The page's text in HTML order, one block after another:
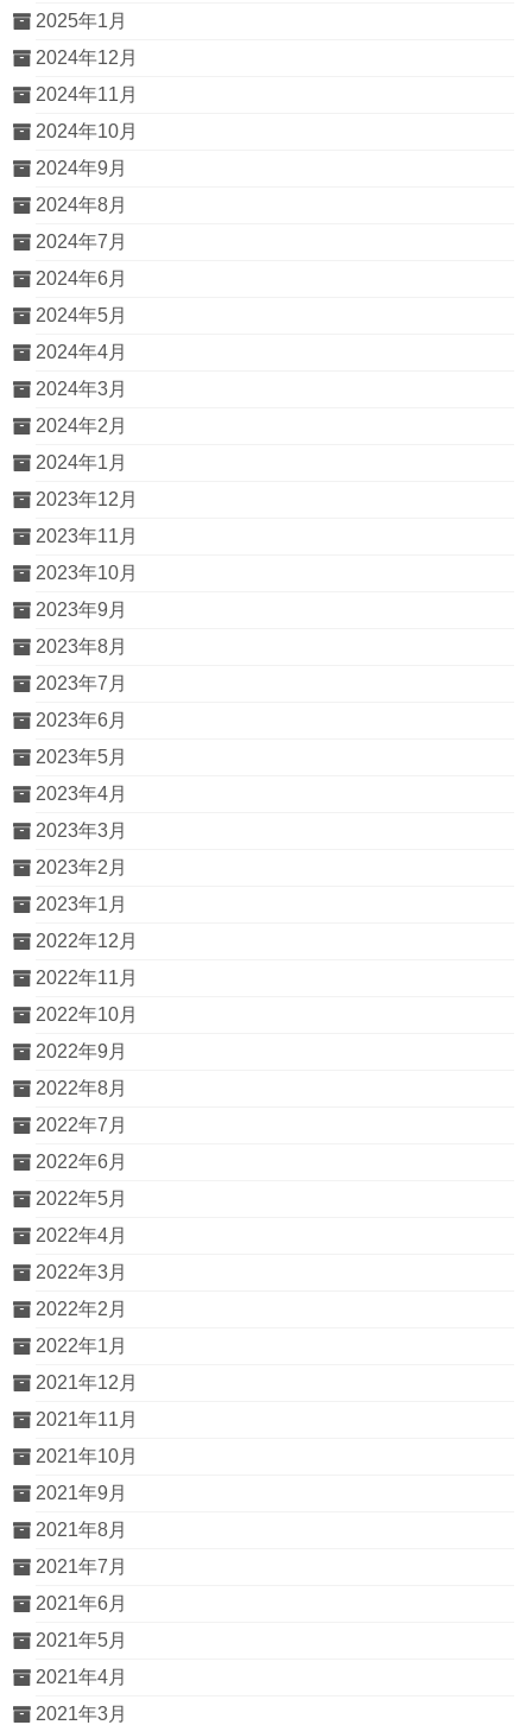
2025年1月
2024年12月
2024年11月
2024年10月
2024年9月
2024年8月
2024年7月
2024年6月
2024年5月
2024年4月
2024年3月
2024年2月
2024年1月
2023年12月
2023年11月
2023年10月
2023年9月
2023年8月
2023年7月
2023年6月
2023年5月
2023年4月
2023年3月
2023年2月
2023年1月
2022年12月
2022年11月
2022年10月
2022年9月
2022年8月
2022年7月
2022年6月
2022年5月
2022年4月
2022年3月
2022年2月
2022年1月
2021年12月
2021年11月
2021年10月
2021年9月
2021年8月
2021年7月
2021年6月
2021年5月
2021年4月
2021年3月